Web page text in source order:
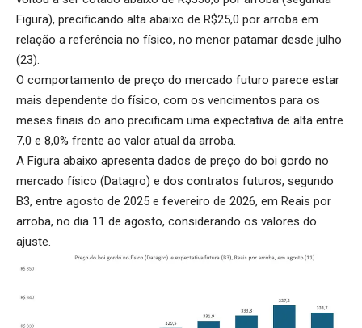
Figura), precificando alta abaixo de R$25,0 por arroba em
relação a referência no físico, no menor patamar desde julho
(23).
O comportamento de preço do mercado futuro parece estar
mais dependente do físico, com os vencimentos para os
meses finais do ano precificam uma expectativa de alta entre
7,0 e 8,0% frente ao valor atual da arroba.
A Figura abaixo apresenta dados de preço do boi gordo no
mercado físico (Datagro) e dos contratos futuros, segundo
B3, entre agosto de 2025 e fevereiro de 2026, em Reais por
arroba, no dia 11 de agosto, considerando os valores do
ajuste.